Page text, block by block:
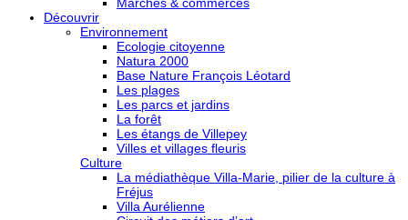
Découvrir
Environnement
Ecologie citoyenne
Natura 2000
Base Nature François Léotard
Les plages
Les parcs et jardins
La forêt
Les étangs de Villepey
Villes et villages fleuris
Culture
La médiathèque Villa-Marie, pilier de la culture à
Fréjus
Villa Aurélienne